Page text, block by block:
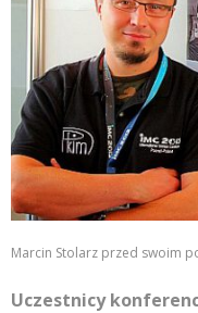
Marcin Stolarz przed swoim
Uczestnicy